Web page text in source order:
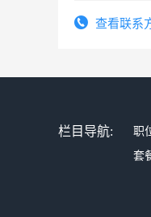
频，培训手机
查看联系
栏目导航: 职
套